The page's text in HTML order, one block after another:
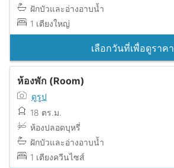
ฝักบัวและอ่างอาบน้ำ
1 เตียงใหญ่
เลือกวันที่เพื่อดูราคา
ห้องพัก (Room)
ดูรูป
18 ตร.ม.
ห้องปลอดบุหรี่
ฝักบัวและอ่างอาบน้ำ
1 เตียงควีนไซส์